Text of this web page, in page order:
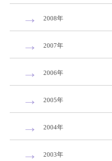
2008年
2007年
2006年
2005年
2004年
2003年